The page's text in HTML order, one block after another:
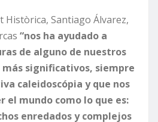
Històrica, Santiago Álvarez,
“nos ha ayudado a
de alguno de nuestros
significativos, siempre
caleidoscópia y que nos
el mundo como lo que es:
enredados y complejos